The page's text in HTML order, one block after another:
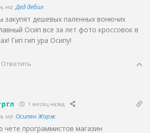
наДед дебил
закупят дешевых паленных вонючих
Осип все за лет фото кроссовок в
Гип гип ура Осипу!
Ответить
1 месяц назад
на Осипян Жорж
чете программистов магазин